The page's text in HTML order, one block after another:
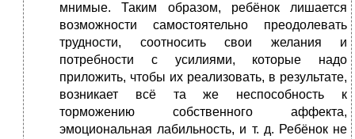
мнимые. Таким образом, ребёнок лишается
возможности самостоятельно преодолевать
трудности, соотносить свои желания и
потребности с усилиями, которые надо
приложить, чтобы их реализовать, в результате,
возникает всё та же неспособность к
торможению собственного аффекта,
эмоциональная лабильность, и т. д. Ребёнок не